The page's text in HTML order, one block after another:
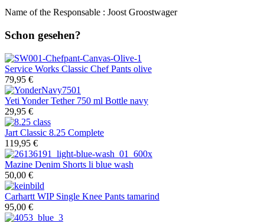
Name of the Responsable : Joost Groostwager
Schon gesehen?
Service Works Classic Chef Pants olive
79,95 €
Yeti Yonder Tether 750 ml Bottle navy
29,95 €
Jart Classic 8.25 Complete
119,95 €
Mazine Denim Shorts li blue wash
50,00 €
Carhartt WIPSingle Knee Pants tamarind
95,00 €